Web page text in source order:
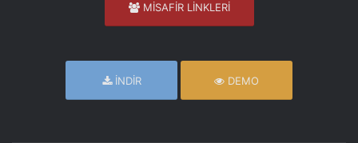
MİSAFİR LİNKLERİ
İNDİR DEMO